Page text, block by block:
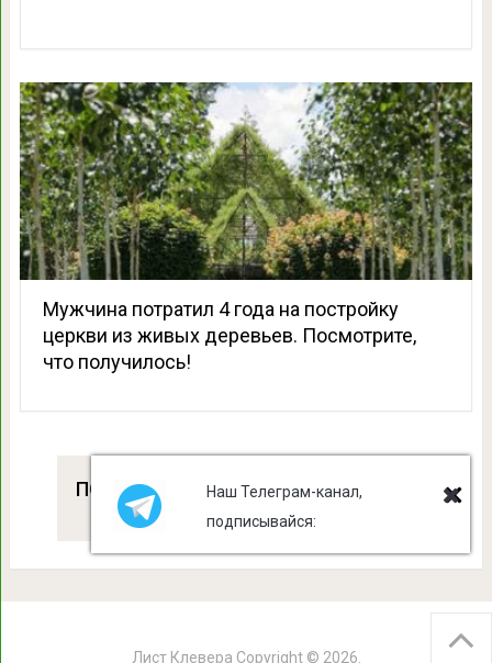
Мужчина потратил 4 года на постройку
церкви из живых деревьев. Посмотрите,
что получилось!
ПОПУЛЯРНОЕ
Лист Клевера Copyright © 2026.
Наш Телеграм-канал,
подписывайся: